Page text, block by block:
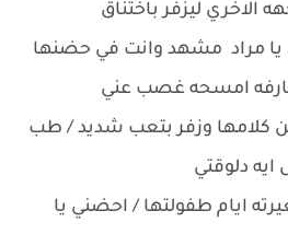
الاخري ليزفر باختناق
مراد مشهد وانت في حضنها
امسحه غصب عني
كلامها وزفر بتعب شديد / طب
ايه دلوقتي
ايام طفولتها / احضني يا